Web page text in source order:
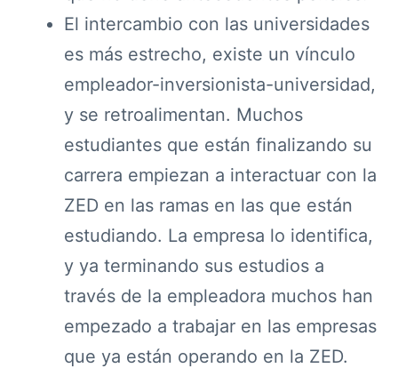
El intercambio con las universidades
es más estrecho, existe un vínculo
empleador-inversionista-universidad,
y se retroalimentan. Muchos
estudiantes que están finalizando su
carrera empiezan a interactuar con la
ZED en las ramas en las que están
estudiando. La empresa lo identifica,
y ya terminando sus estudios a
través de la empleadora muchos han
empezado a trabajar en las empresas
que ya están operando en la ZED.